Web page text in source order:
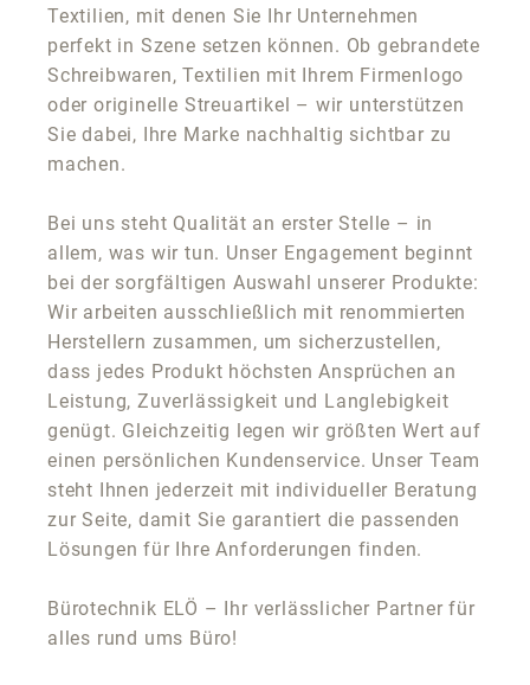
Textilien, mit denen Sie Ihr Unternehmen
perfekt in Szene setzen können. Ob gebrandete
Schreibwaren, Textilien mit Ihrem Firmenlogo
oder originelle Streuartikel – wir unterstützen
Sie dabei, Ihre Marke nachhaltig sichtbar zu
machen.
Bei uns steht Qualität an erster Stelle – in
allem, was wir tun. Unser Engagement beginnt
bei der sorgfältigen Auswahl unserer Produkte:
Wir arbeiten ausschließlich mit renommierten
Herstellern zusammen, um sicherzustellen,
dass jedes Produkt höchsten Ansprüchen an
Leistung, Zuverlässigkeit und Langlebigkeit
genügt. Gleichzeitig legen wir größten Wert auf
einen persönlichen Kundenservice. Unser Team
steht Ihnen jederzeit mit individueller Beratung
zur Seite, damit Sie garantiert die passenden
Lösungen für Ihre Anforderungen finden.
Bürotechnik ELÖ – Ihr verlässlicher Partner für
alles rund ums Büro!